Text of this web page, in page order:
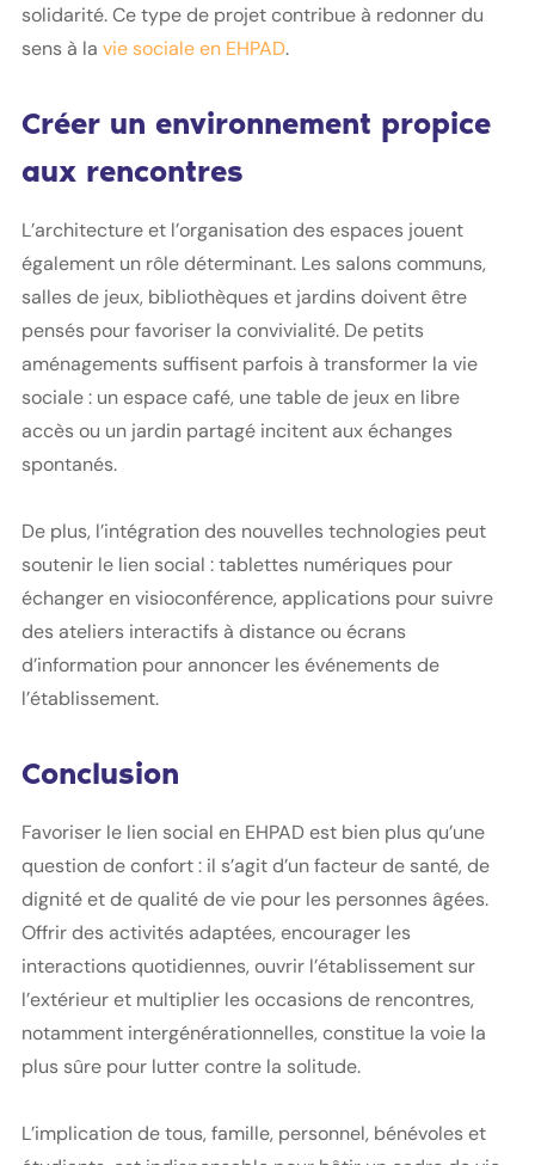
solidarité. Ce type de projet contribue à redonner du
sens à la vie sociale en EHPAD.
Créer un environnement propice
aux rencontres
L’architecture et l’organisation des espaces jouent
également un rôle déterminant. Les salons communs,
salles de jeux, bibliothèques et jardins doivent être
pensés pour favoriser la convivialité. De petits
aménagements suffisent parfois à transformer la vie
sociale : un espace café, une table de jeux en libre
accès ou un jardin partagé incitent aux échanges
spontanés.
De plus, l’intégration des nouvelles technologies peut
soutenir le lien social : tablettes numériques pour
échanger en visioconférence, applications pour suivre
des ateliers interactifs à distance ou écrans
d’information pour annoncer les événements de
l’établissement.
Conclusion
Favoriser le lien social en EHPAD est bien plus qu’une
question de confort : il s’agit d’un facteur de santé, de
dignité et de qualité de vie pour les personnes âgées.
Offrir des activités adaptées, encourager les
interactions quotidiennes, ouvrir l’établissement sur
l’extérieur et multiplier les occasions de rencontres,
notamment intergénérationnelles, constitue la voie la
plus sûre pour lutter contre la solitude.
L’implication de tous, famille, personnel, bénévoles et